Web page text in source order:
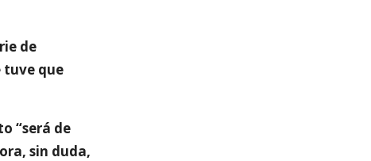
de
tuve que
“será de
sin duda,